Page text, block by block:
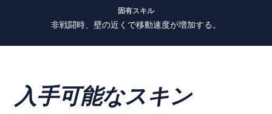
固有スキル
非戦闘時、壁の近くで移動速度が増加する。
入手可能なスキン